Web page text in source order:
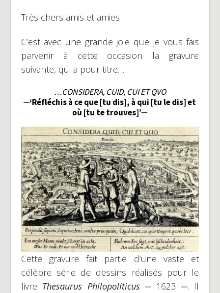
Très chers amis et amies :
C’est avec une grande joie que je vous fais
parvenir à cette occasion la gravure
suivante, qui a pour titre…
…CONSIDERA, CUID, CUI ET QVO
─‘Réfléchis à ce que [tu dis], à qui [tu le dis] et
où [tu te trouves]’─
Cette gravure fait partie d’une vaste et
célèbre série de dessins réalisés pour le
livre Thesaurus Philopoliticus─ 1623 ─. Il